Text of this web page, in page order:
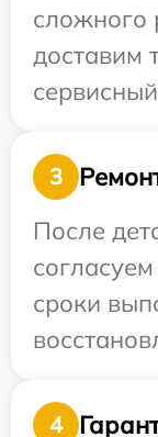
сложного
доставим
3
После
сроки
4